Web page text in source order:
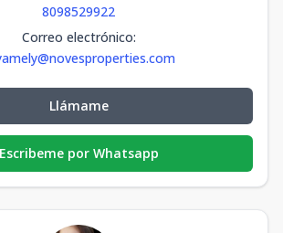
8098529922
Correo electrónico:
Llámame
Escribeme por Whatsapp